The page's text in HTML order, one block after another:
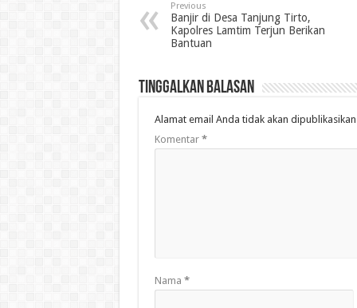
Previous
Banjir di Desa Tanjung Tirto,
Kapolres Lamtim Terjun Berikan
Bantuan
Tinggalkan Balasan
Alamat email Anda tidak akan
Komentar *
Nama *